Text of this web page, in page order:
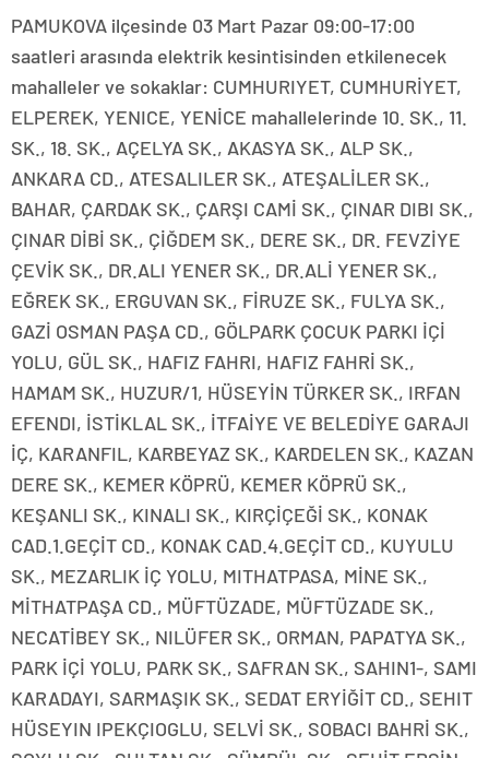
PAMUKOVA ilçesinde 03 Mart Pazar 09:00-17:00
saatleri arasında elektrik kesintisinden etkilenecek
mahalleler ve sokaklar: CUMHURIYET, CUMHURİYET,
ELPEREK, YENICE, YENİCE mahallelerinde 10. SK., 11.
SK., 18. SK., AÇELYA SK., AKASYA SK., ALP SK.,
ANKARA CD., ATESALILER SK., ATEŞALİLER SK.,
BAHAR, ÇARDAK SK., ÇARŞI CAMİ SK., ÇINAR DIBI SK.,
ÇINAR DİBİ SK., ÇİĞDEM SK., DERE SK., DR. FEVZİYE
ÇEVİK SK., DR.ALI YENER SK., DR.ALİ YENER SK.,
EĞREK SK., ERGUVAN SK., FİRUZE SK., FULYA SK.,
GAZİ OSMAN PAŞA CD., GÖLPARK ÇOCUK PARKI İÇİ
YOLU, GÜL SK., HAFIZ FAHRI, HAFIZ FAHRİ SK.,
HAMAM SK., HUZUR/1, HÜSEYİN TÜRKER SK., IRFAN
EFENDI, İSTİKLAL SK., İTFAİYE VE BELEDİYE GARAJI
İÇ, KARANFIL, KARBEYAZ SK., KARDELEN SK., KAZAN
DERE SK., KEMER KÖPRÜ, KEMER KÖPRÜ SK.,
KEŞANLI SK., KINALI SK., KIRÇİÇEĞİ SK., KONAK
CAD.1.GEÇİT CD., KONAK CAD.4.GEÇİT CD., KUYULU
SK., MEZARLIK İÇ YOLU, MITHATPASA, MİNE SK.,
MİTHATPAŞA CD., MÜFTÜZADE, MÜFTÜZADE SK.,
NECATİBEY SK., NILÜFER SK., ORMAN, PAPATYA SK.,
PARK İÇİ YOLU, PARK SK., SAFRAN SK., SAHIN1-, SAMI
KARADAYI, SARMAŞIK SK., SEDAT ERYİĞİT CD., SEHIT
HÜSEYIN IPEKÇIOGLU, SELVİ SK., SOBACI BAHRİ SK.,